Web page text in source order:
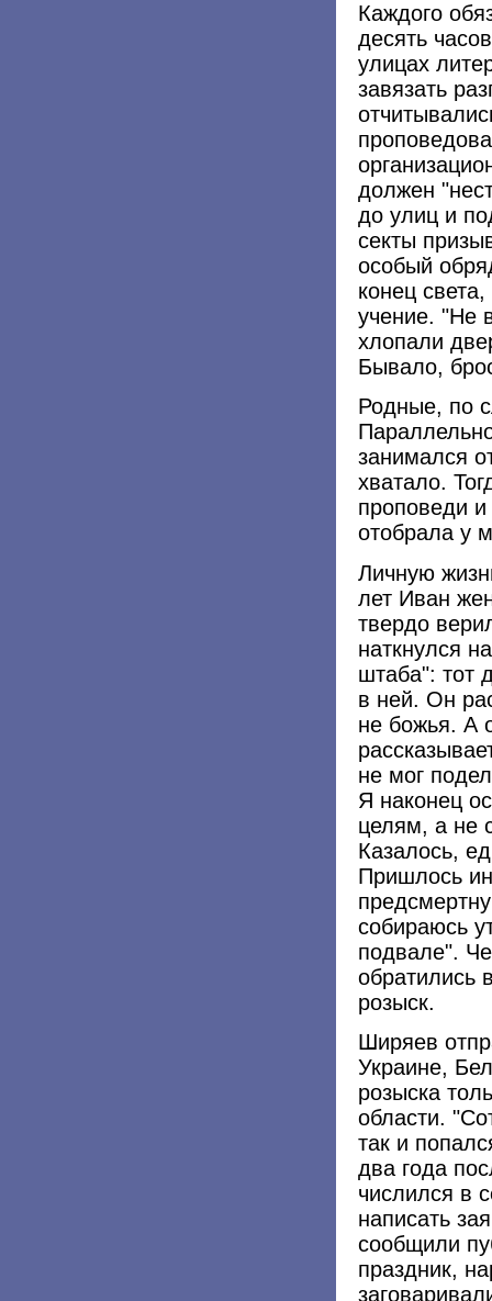
Каждого
десять
улицах
завязать
должен
до улиц и
секты
особый
конец
учение. "Не
хлопали
Бывало,
Родные, по
занимался
хватало.
проповеди и
отобрала у
Личную
лет Иван
твердо
наткнулся
штаба": тот
в ней. Он
не божья. А
не мог
Я наконец
целям, а не
Казалось,
Пришлось
собираюсь
подвале".
обратились
розыск.
Ширяев
Украине,
розыска
области.
так и
два года
числился в
написать
сообщили
праздник,